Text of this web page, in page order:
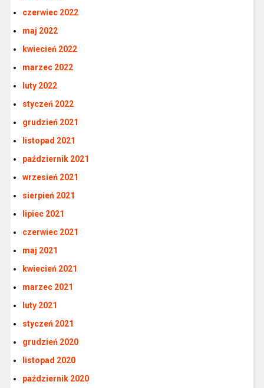
czerwiec 2022
maj 2022
kwiecień 2022
marzec 2022
luty 2022
styczeń 2022
grudzień 2021
listopad 2021
październik 2021
wrzesień 2021
sierpień 2021
lipiec 2021
czerwiec 2021
maj 2021
kwiecień 2021
marzec 2021
luty 2021
styczeń 2021
grudzień 2020
listopad 2020
październik 2020